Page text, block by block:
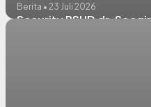
Berita • 23 Juli 2026
Security RSUD dr.